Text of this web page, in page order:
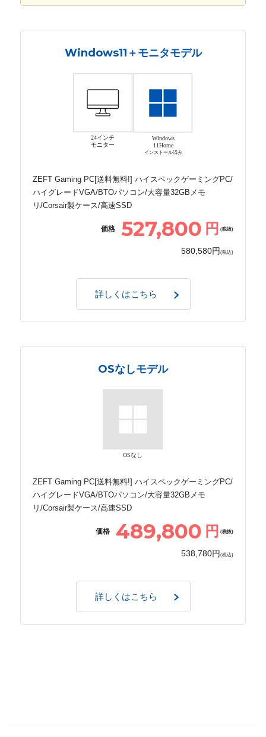
Windows11＋モニタモデル
24インチ
モニター
Windows
11Home
インストール済み
ZEFT Gaming PC[送料無料!] ハイスペックゲーミングPC/
ハイグレードVGA/BTOパソコン/大容量32GBメモ
リ/Corsair製ケース/高速SSD
価格 527,800 円 (税抜)
580,580円 (税込)
詳しくはこちら
OSなしモデル
OSなし
ZEFT Gaming PC[送料無料!] ハイスペックゲーミングPC/
ハイグレードVGA/BTOパソコン/大容量32GBメモ
リ/Corsair製ケース/高速SSD
価格 489,800 円 (税抜)
538,780円 (税込)
詳しくはこちら